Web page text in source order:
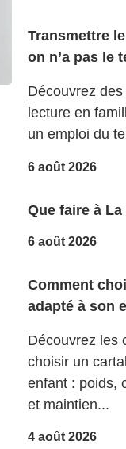
Transmettre
on n’a pas le
Découvrez
lecture en
un emploi du
6 août 2026
Que faire à
6 août 2026
Comment
adapté à son
Découvrez les
choisir un
enfant : poids,
et maintien...
4 août 2026